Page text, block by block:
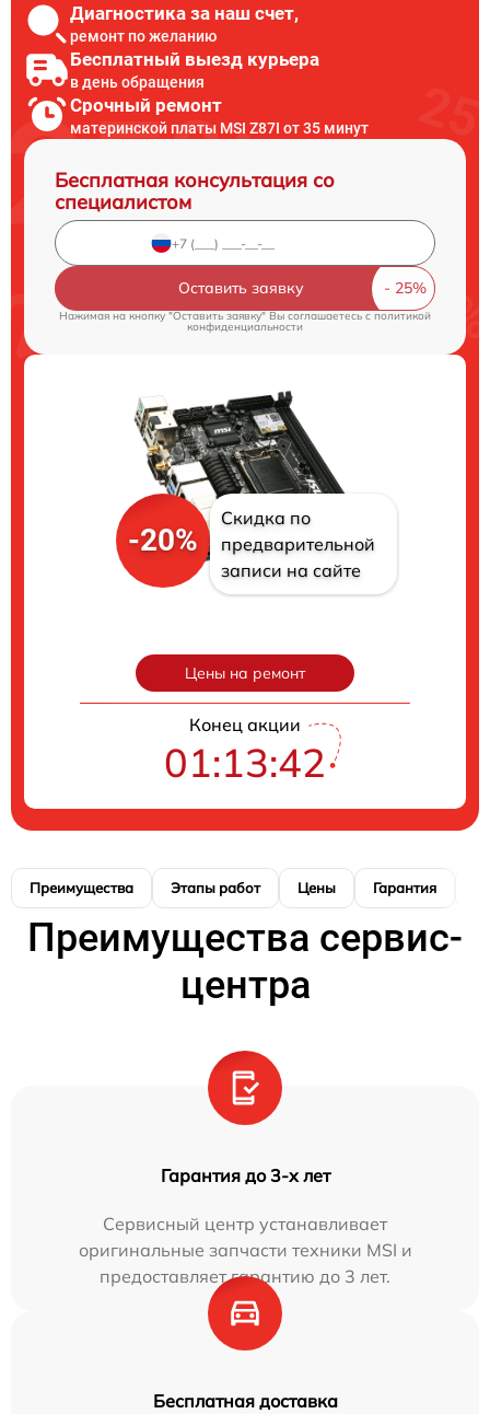
Диагностика за наш счет,
ремонт по желанию
Бесплатный выезд курьера
в день обращения
Срочный ремонт
материнской платы MSI Z87I от 35 минут
Бесплатная консультация со
специалистом
Оставить заявку
Нажимая на кнопку "Оставить заявку" Вы соглашаетесь cполитикой
конфиденциальности
-20%
Скидка по
предварительной
записи на сайте
Цены на ремонт
Конец акции
01:13:41
Преимущества Этапы работ Цены Гарантия
Преимущества сервис-
центра
Гарантия до 3-х лет
Сервисный центр устанавливает
оригинальные запчасти техники MSI и
предоставляет гарантию до 3 лет.
Бесплатная доставка